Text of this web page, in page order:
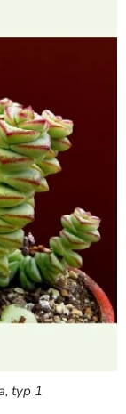
typ 1